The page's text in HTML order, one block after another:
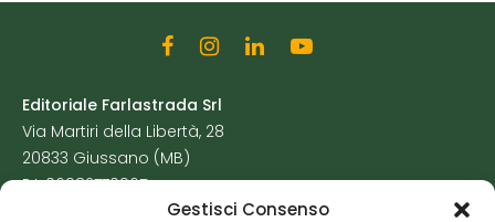
Gestisci Consenso
Editoriale Farlastrada Srl
Via Martiri della Libertà, 28
20833 Giussano (MB)
P.I. 06982770965